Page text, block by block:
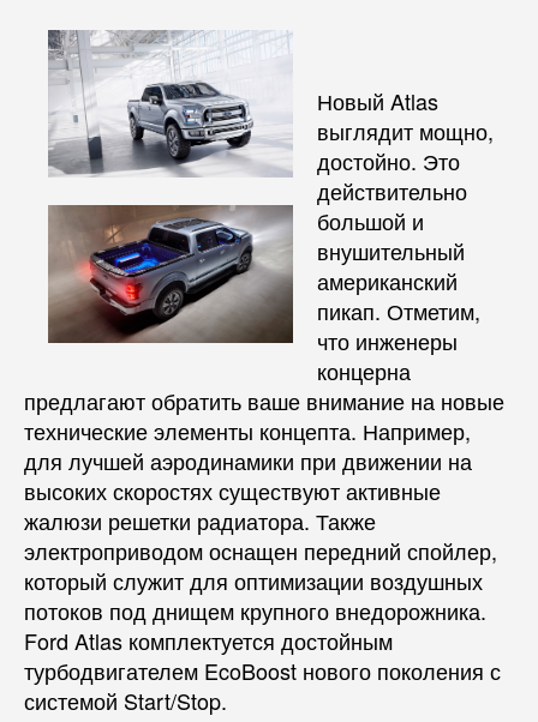
Новый Atlas
выглядит мощно,
достойно. Это
действительно
большой и
внушительный
американский
пикап. Отметим,
что инженеры
концерна
предлагают обратить ваше внимание на новые
технические элементы концепта. Например,
для лучшей аэродинамики при движении на
высоких скоростях существуют активные
жалюзи решетки радиатора. Также
электроприводом оснащен передний спойлер,
который служит для оптимизации воздушных
потоков под днищем крупного внедорожника.
Ford Atlas комплектуется достойным
турбодвигателем EcoBoost нового поколения с
системой Start/Stop.